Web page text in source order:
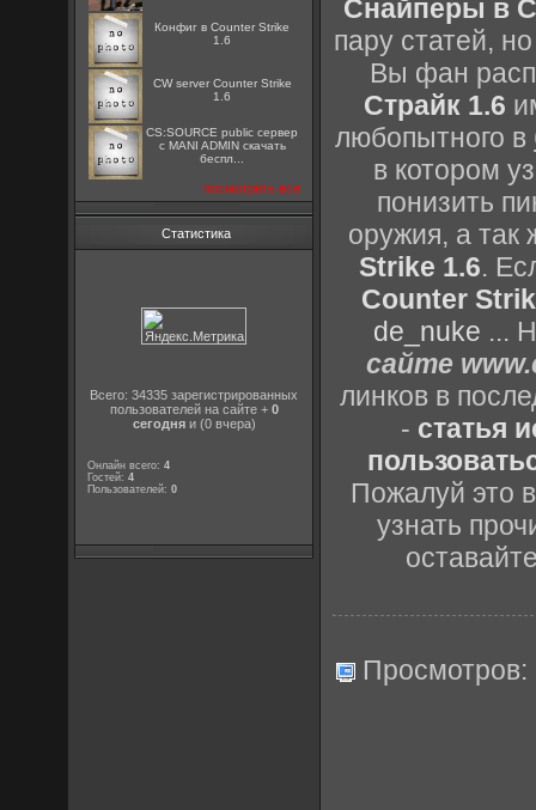
Конфиг в Counter Strike
1.6
CW server Counter Strike
1.6
CS:SOURCE public сервер
с MANI ADMIN скачать
беспл...
посмотреть все
Статистика
Всего: 34335 зарегистрированных
пользователей на сайте + 0
сегодняи (0 вчера)
Онлайн всего:4
Гостей:4
Пользователей:0
Снайперы в
пару статей,
Вы фан
Страйк 1.6
любопытного в
в котором
понизить
оружия, а так
Strike 1.6.
Counter
de_nuke ...
сайте
линков в
- статья
Пожалуй это
узнать
Просмотров: